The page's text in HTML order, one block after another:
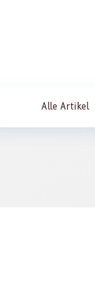
Alle Artikel